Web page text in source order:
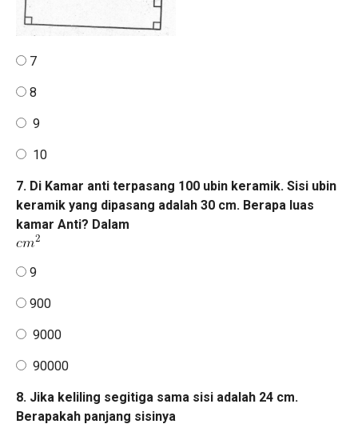
7
8
9
10
7. Di Kamar anti terpasang 100 ubin keramik. Sisi ubin
keramik yang dipasang adalah 30 cm. Berapa luas
kamar Anti? Dalam
9
900
9000
90000
8. Jika keliling segitiga sama sisi adalah 24 cm.
Berapakah panjang sisinya